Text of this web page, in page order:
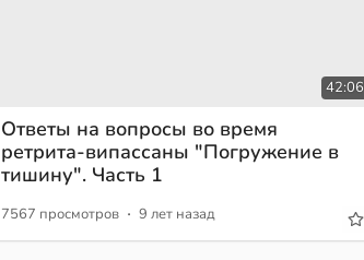
42:06
Ответы на вопросы во время
ретрита-випассаны "Погружение в
тишину". Часть 1
7567 просмотров · 9 лет назад